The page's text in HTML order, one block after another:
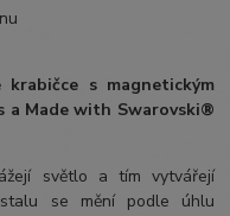
s magnetickým
a Made with Swarovski®
světlo a tím vytvářejí
se mění podle úhlu